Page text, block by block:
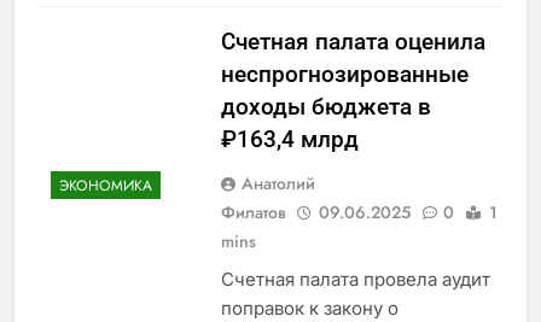
ЭКОНОМИКА
Счетная палата оценила
неспрогнозированные
доходы бюджета в
₽163,4 млрд
Анатолий
Филатов
09.06.2025 0
1
mins
Счетная палата провела аудит
поправок к закону о